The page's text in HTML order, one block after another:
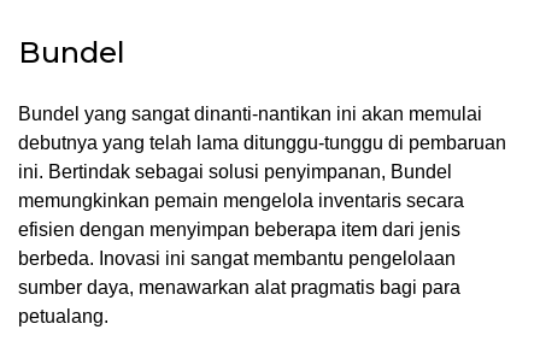
Bundel
Bundel yang sangat dinanti-nantikan ini akan memulai
debutnya yang telah lama ditunggu-tunggu di pembaruan
ini. Bertindak sebagai solusi penyimpanan, Bundel
memungkinkan pemain mengelola inventaris secara
efisien dengan menyimpan beberapa item dari jenis
berbeda. Inovasi ini sangat membantu pengelolaan
sumber daya, menawarkan alat pragmatis bagi para
petualang.